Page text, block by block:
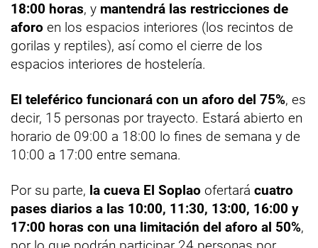
18:00 horas, y mantendrá las restricciones de
aforo en los espacios interiores (los recintos de
gorilas y reptiles), así como el cierre de los
espacios interiores de hostelería.
El teleférico funcionará con un aforo del 75%, es
decir, 15 personas por trayecto. Estará abierto en
horario de 09:00 a 18:00 lo fines de semana y de
10:00 a 17:00 entre semana.
Por su parte, la cueva El Soplao ofertará cuatro
pases diarios a las 10:00, 11:30, 13:00, 16:00 y
17:00 horas con una limitación del aforo al 50%,